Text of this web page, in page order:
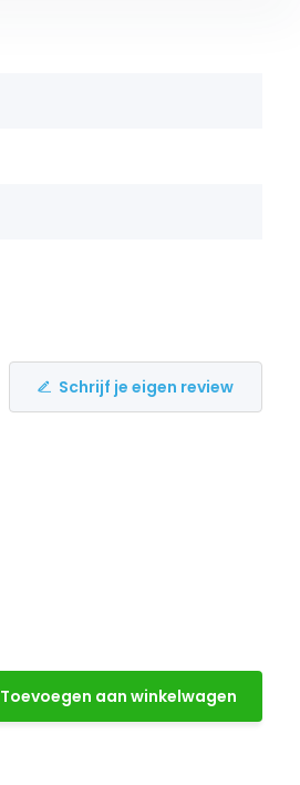
Schrijf je eigen review
Toevoegen aan winkelwagen